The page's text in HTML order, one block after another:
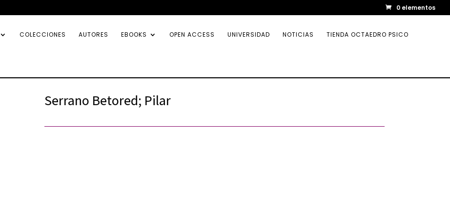
0 elementos
COLECCIONES AUTORES EBOOKS OPEN ACCESS UNIVERSIDAD NOTICIAS TIENDA OCTAEDRO PSICO
Serrano Betored; Pilar